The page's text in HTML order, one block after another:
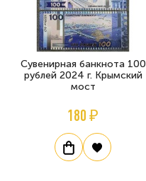
Сувенирная банкнота 100
рублей 2024 г. Крымский
мост
180 ₽